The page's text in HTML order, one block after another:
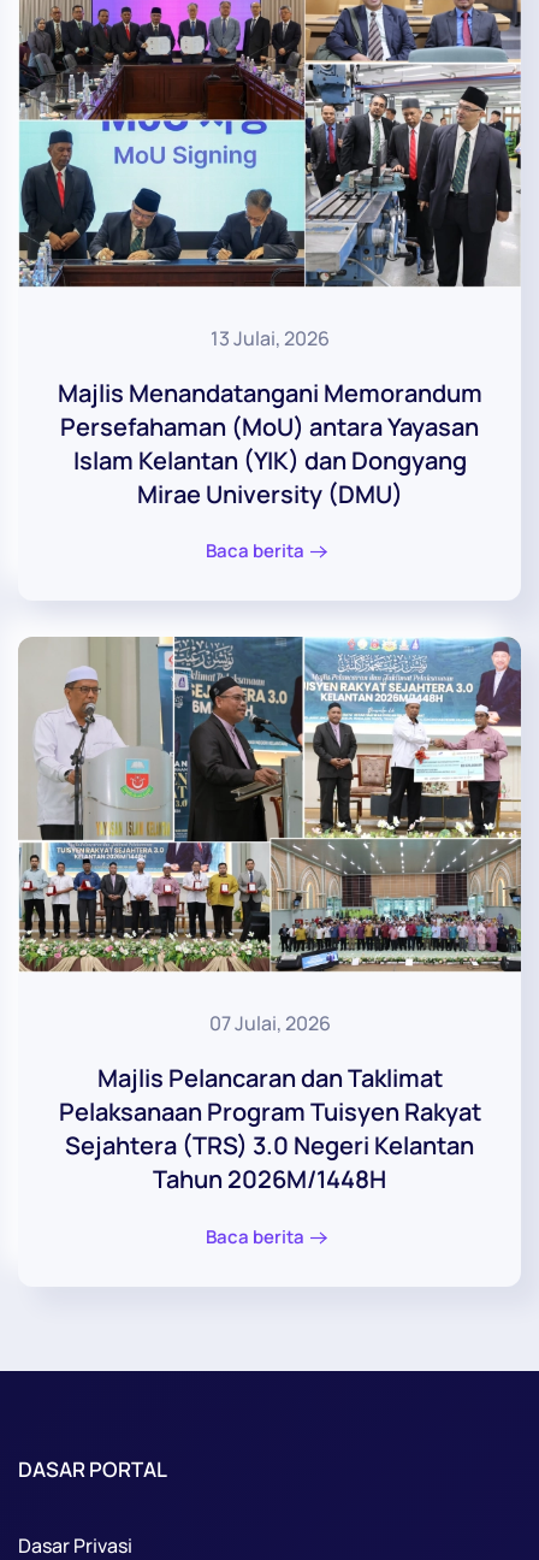
13 Julai, 2026
Majlis Menandatangani Memorandum
Persefahaman (MoU) antara Yayasan
Islam Kelantan (YIK) dan Dongyang
Mirae University (DMU)
Baca berita
07 Julai, 2026
Majlis Pelancaran dan Taklimat
Pelaksanaan Program Tuisyen Rakyat
Sejahtera (TRS) 3.0 Negeri Kelantan
Tahun 2026M/1448H
Baca berita
DASAR PORTAL
Dasar Privasi